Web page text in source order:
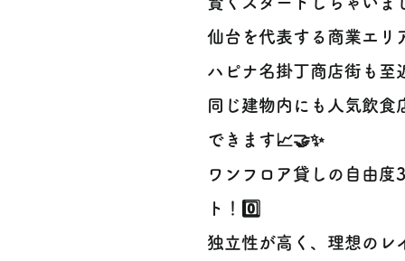
仙台を代表する商業エ
ハピナ名掛丁商店街も至
同じ建物内にも人気飲食
できます📈🤝✨
ワンフロア貸しの自由
ト！0️⃣
独立性が高く、理想のレ